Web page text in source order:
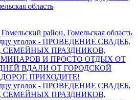
район, Гомельская область
уголок - ПРОВЕДЕНИЕ СВАДЕБ,
СЕМЕЙНЫХ ПРАЗДНИКОВ,
И ПРОСТО ОТДЫХ ОТ
ВДАЛИ ОТ ГОРОДСКОЙ
ПРИХОДИТЕ!
уголок - ПРОВЕДЕНИЕ СВАДЕБ,
СЕМЕЙНЫХ ПРАЗДНИКОВ,